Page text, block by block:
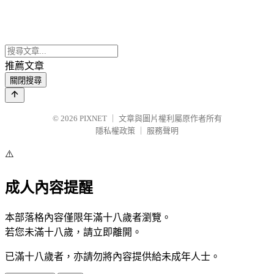
推薦文章
關閉搜尋
© 2026 PIXNET
文章與圖片權利屬原作者所有
隱私權政策
服務聲明
⚠️
成人內容提醒
本部落格內容僅限年滿十八歲者瀏覽。
若您未滿十八歲，請立即離開。
已滿十八歲者，亦請勿將內容提供給未成年人士。